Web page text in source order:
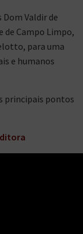
Dom Valdir de
de Campo Limpo,
para uma
e humanos
principais pontos